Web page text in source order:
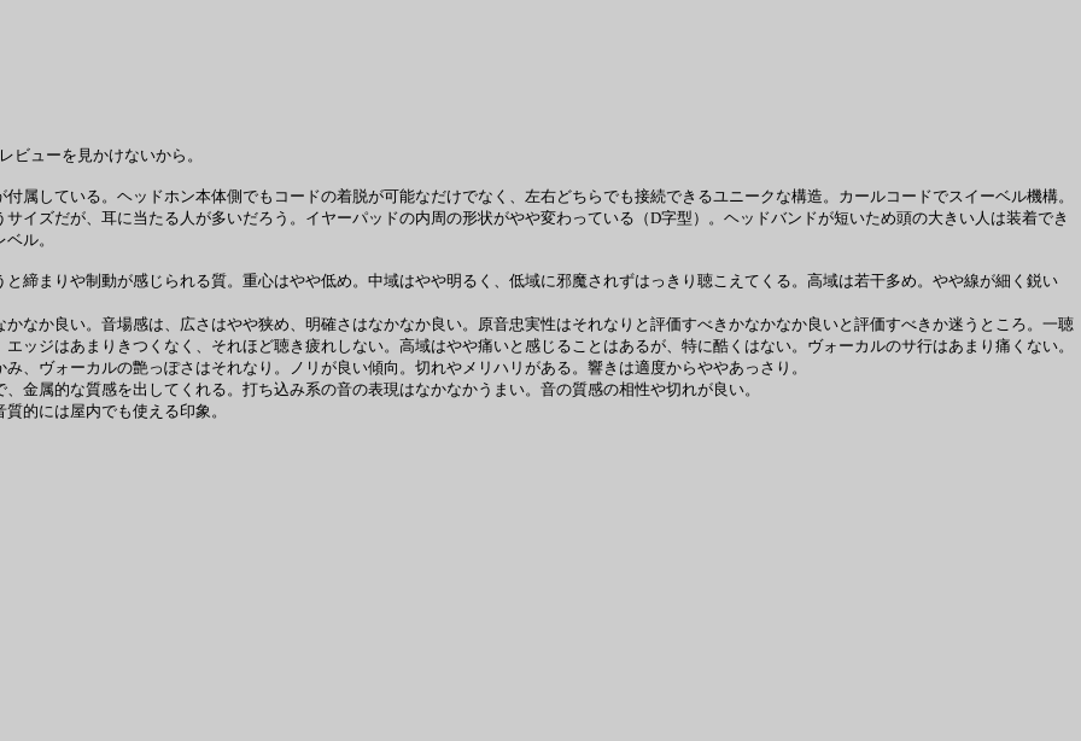
ューを見かけないから。
している。ヘッドホン本体側でもコードの着脱が可能なだけでなく、左右どちらでも接続できるユニークな構造。カールコードでスイーベル機構。
イズだが、耳に当たる人が多いだろう。イヤーパッドの内周の形状がやや変わっている（D字型）。ヘッドバンドが短いため頭の大きい人は装着でき
ル。
まりや制動が感じられる質。重心はやや低め。中域はやや明るく、低域に邪魔されずはっきり聴こえてくる。高域は若干多め。やや線が細く鋭い
か良い。音場感は、広さはやや狭め、明確さはなかなか良い。原音忠実性はそれなりと評価すべきかなかなか良いと評価すべきか迷うところ。一聴
ッジはあまりきつくなく、それほど聴き疲れしない。高域はやや痛いと感じることはあるが、特に酷くはない。ヴォーカルのサ行はあまり痛くない。
ヴォーカルの艶っぽさはそれなり。ノリが良い傾向。切れやメリハリがある。響きは適度からややあっさり。
属的な質感を出してくれる。打ち込み系の音の表現はなかなかうまい。音の質感の相性や切れが良い。
的には屋内でも使える印象。